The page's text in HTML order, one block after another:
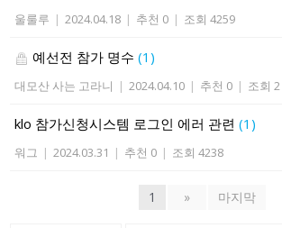
울룰루 | 2024.04.18 | 추천 0 | 조회 4259
예선전 참가 명수(1)
대모산 사는 고라니 | 2024.04.10 | 추천 0 | 조회 2
klo 참가신청시스템 로그인 에러 관련(1)
워그 | 2024.03.31 | 추천 0 | 조회 4238
1 » 마지막